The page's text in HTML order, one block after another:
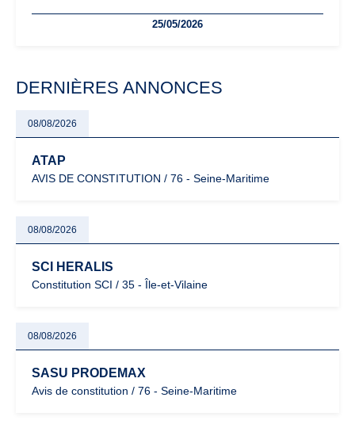
facturation ou risque de bascule vers la TVA : les règles
25/05/2026
DERNIÈRES ANNONCES
08/08/2026
ATAP
AVIS DE CONSTITUTION / 76 - Seine-Maritime
08/08/2026
SCI HERALIS
Constitution SCI / 35 - Île-et-Vilaine
08/08/2026
SASU PRODEMAX
Avis de constitution / 76 - Seine-Maritime